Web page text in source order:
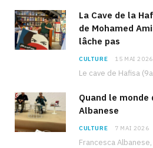
La Cave de la
de Mohamed
lâche pas
CULTURE 15 MAI 2026
Quand le monde
Albanese
CULTURE 7 MAI 2026